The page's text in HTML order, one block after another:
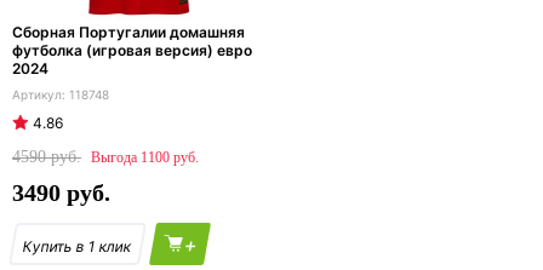
Сборная Португалии домашняя
футболка (игровая версия) евро
2024
118748
4.86
4590
1100
3490
+